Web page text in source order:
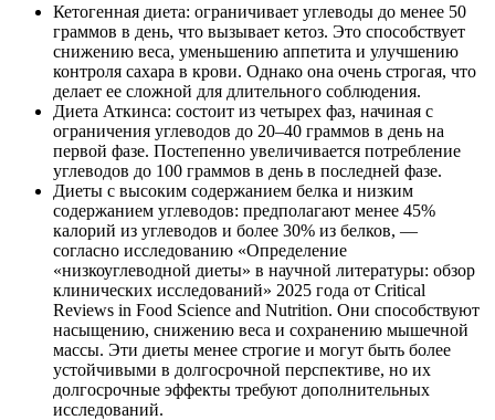
Кетогенная диета: ограничивает углеводы до менее 50
граммов в день, что вызывает кетоз. Это способствует
снижению веса, уменьшению аппетита и улучшению
контроля сахара в крови. Однако она очень строгая, что
делает ее сложной для длительного соблюдения.
Диета Аткинса: состоит из четырех фаз, начиная с
ограничения углеводов до 20–40 граммов в день на
первой фазе. Постепенно увеличивается потребление
углеводов до 100 граммов в день в последней фазе.
Диеты с высоким содержанием белка и низким
содержанием углеводов: предполагают менее 45%
калорий из углеводов и более 30% из белков, —
согласно исследованию «Определение
«низкоуглеводной диеты» в научной литературы: обзор
клинических исследований» 2025 года от Critical
Reviews in Food Science and Nutrition. Они способствуют
насыщению, снижению веса и сохранению мышечной
массы. Эти диеты менее строгие и могут быть более
устойчивыми в долгосрочной перспективе, но их
долгосрочные эффекты требуют дополнительных
исследований.